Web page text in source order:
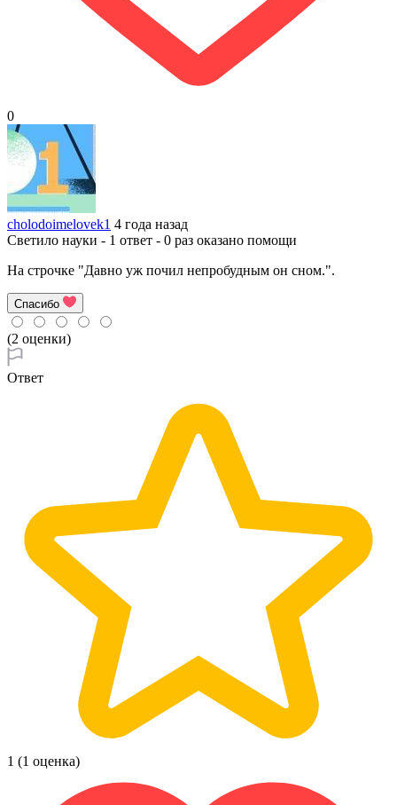
0
cholodoimelovek1 4 года назад
Светило науки - 1 ответ - 0 раз оказано помощи
На строчке "Давно уж почил непробудным он сном.".
Спасибо
(2 оценки)
Ответ
1 (1 оценка)